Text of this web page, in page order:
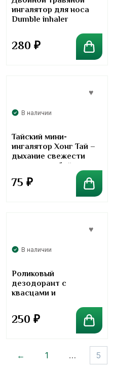
ингалятор для носа
Dumble inhaler
280 ₽
В наличии
Тайский мини-
ингалятор Хонг Тай –
дыхание свежести
всегда с собой
75 ₽
В наличии
Роликовый
дезодорант с
квасцами и
мангустина Грейс
Grace
250 ₽
← 1 … 5